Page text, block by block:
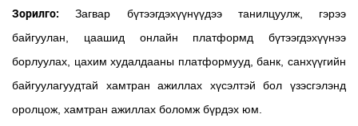
Зорилго: Загвар бүтээгдэхүүнүүдээ танилцуулж, гэрээ
байгуулан, цаашид онлайн платформд бүтээгдэхүүнээ
борлуулах, цахим худалдааны платформууд, банк, санхүүгийн
байгуулагуудтай хамтран ажиллах хүсэлтэй бол үзэсгэлэнд
оролцож, хамтран ажиллах боломж бүрдэх юм.